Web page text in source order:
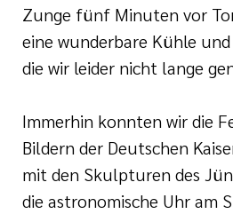
Zunge fünf Minuten vor
eine wunderbare Kühle
die wir leider nicht lange
Immerhin konnten wir die
Bildern der Deutschen
mit den Skulpturen des
die astronomische Uhr am